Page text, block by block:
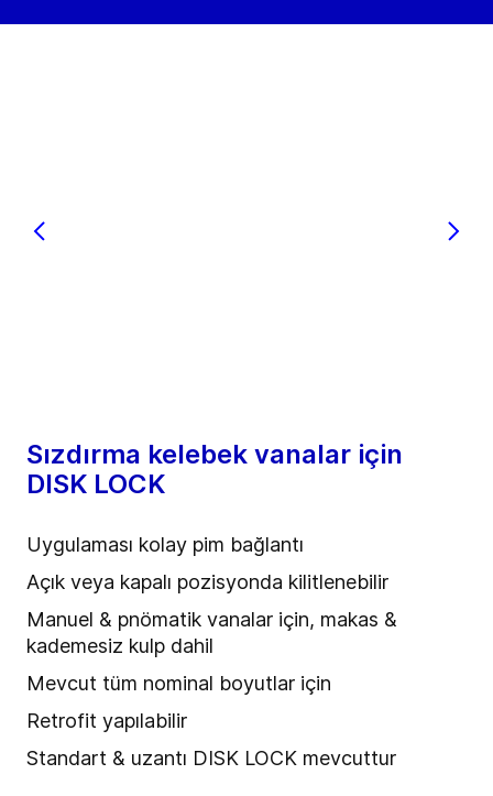
Sızdırma kelebek vanalar için
DISK LOCK
Uygulaması kolay pim bağlantı
Açık veya kapalı pozisyonda kilitlenebilir
Manuel & pnömatik vanalar için, makas &
kademesiz kulp dahil
Mevcut tüm nominal boyutlar için
Retrofit yapılabilir
Standart & uzantı DISK LOCK mevcuttur